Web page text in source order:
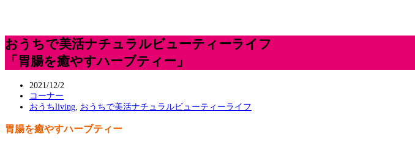
おうちで美活ナチュラルビューティーライフ
「胃腸を癒やすハーブティー」
2021/12/2
コーナー
おうちliving おうちで美活ナチュラルビューティーライフ
胃腸を癒やすハーブティー